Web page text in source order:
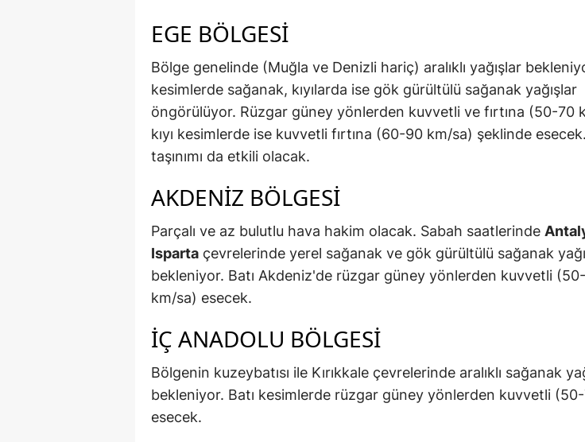
EGE BÖLGESI
Bölge genelinde (Muğla ve Denizli hariç) aralıklı yağışlar
kesimlerde sağanak, kıyılarda ise gök gürültülü sağanak yağışlar
öngörülüyor. Rüzgar güney yönlerden kuvvetli ve fırtına (50-70
kıyı kesimlerde ise kuvvetli fırtına (60-90 km/sa) şeklinde
taşınımı da etkili olacak.
AKDENIZ BÖLGESI
Parçalı ve az bulutlu hava hakim olacak. Sabah saatlerinde
Isparta çevrelerinde yerel sağanak ve gök gürültülü sağanak
bekleniyor. Batı Akdeniz'de rüzgar güney yönlerden kuvvetli
km/sa) esecek.
İÇ ANADOLU BÖLGESI
Bölgenin kuzeybatısı ile Kırıkkale çevrelerinde aralıklı sağanak
bekleniyor. Batı kesimlerde rüzgar güney yönlerden kuvvetli
esecek.